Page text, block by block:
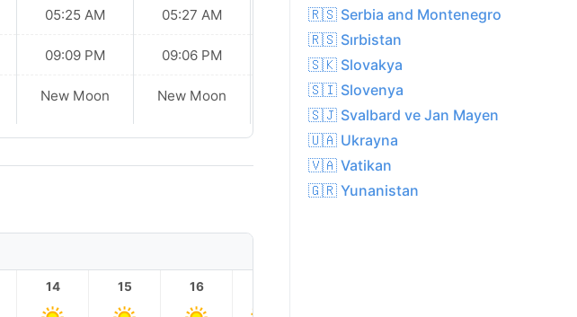
05:25 AM
09:09 PM
New Moon
05:27 AM
09:06 PM
New Moon
05:29 AM
09:04 PM
New Moon
14 15 16
🇷🇸 Serbia and Montenegro
🇷🇸 Sırbistan
🇸🇰 Slovakya
🇸🇮 Slovenya
🇸🇯 Svalbard ve Jan Mayen
🇺🇦 Ukrayna
🇻🇦 Vatikan
🇬🇷 Yunanistan